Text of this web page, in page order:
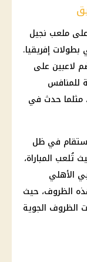
على ملعب نجيل
إفريقيا.
لاعبين على
للمنافس
مثلما حدث في
ستقام في ظل
تُلعب المباراة،
الأهلي
الظروف، حيث
الظروف الجوية